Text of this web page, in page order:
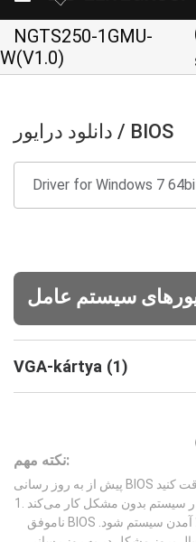
NGTS250-1GMU-
W(V1.0)
دانلود درایور / BIOS
VGA-kártya (1)
نکته مهم:
ر سیستم بدون مشکل کار می‌کند، BIOS را به روز نکنید. به روز رسانی
ناموفق BIOS ممکن است باعث بروز مشکل در بالا آمدن سیستم شود.